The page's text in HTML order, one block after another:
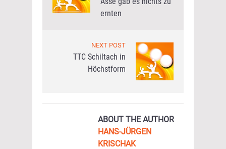
ernten
NEXT POST
TTC Schiltach in
Höchstform
ABOUT THE AUTHOR
HANS-JÜRGEN
KRISCHAK